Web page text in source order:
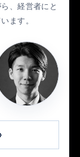
、経営者にと
ます。